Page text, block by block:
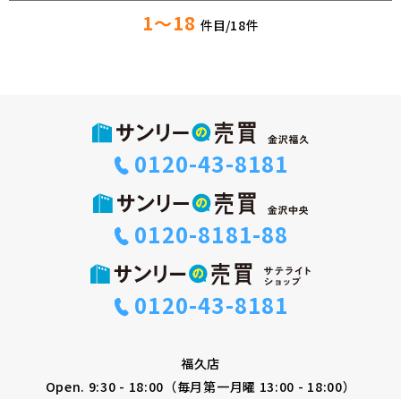
1～18 件目/18件
0120-43-8181
0120-8181-88
0120-43-8181
福久店
Open. 9:30 - 18:00（毎月第一月曜 13:00 - 18:00）